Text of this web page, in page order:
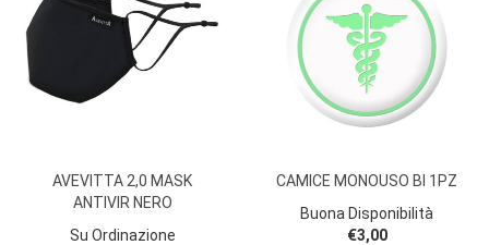
AVEVITTA 2,0 MASK
ANTIVIR NERO
Su Ordinazione
CAMICE MONOUSO BI 1PZ
Buona Disponibilità
€3,00